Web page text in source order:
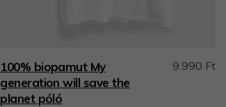
100% biopamut My
generation will save the
planet póló
9.990 Ft